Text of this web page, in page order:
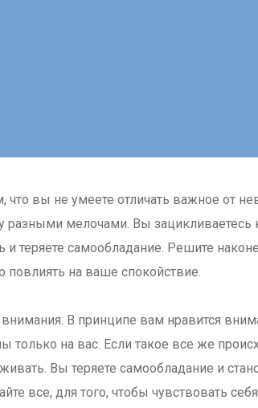
что вы не умеете отличать важное от
разными мелочами. Вы зацикливаетесь
и теряете самообладание. Решите
повлиять на ваше спокойствие.
В принципе вам нравится
на вас. Если такое все же
Вы теряете самообладание и
все, для того, чтобы чувствовать